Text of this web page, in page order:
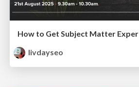
livdayseo